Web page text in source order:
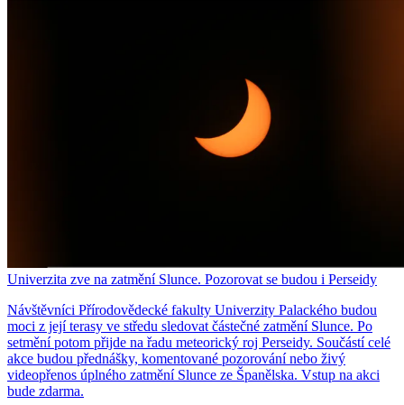
Univerzita zve na zatmění Slunce. Pozorovat se budou i Perseidy
Návštěvníci Přírodovědecké fakulty Univerzity Palackého budou
moci z její terasy ve středu sledovat částečné zatmění Slunce. Po
setmění potom přijde na řadu meteorický roj Perseidy. Součástí celé
akce budou přednášky, komentované pozorování nebo živý
videopřenos úplného zatmění Slunce ze Španělska. Vstup na akci
bude zdarma.